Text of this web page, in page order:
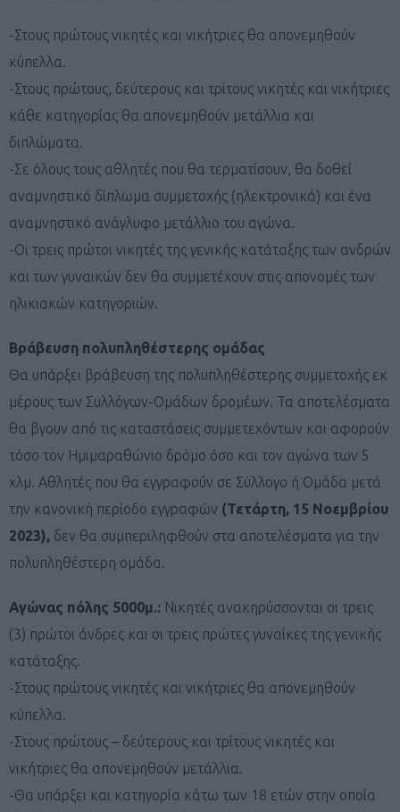
-Στους πρώτους νικητές και νικήτριες θα απονεμηθούν
κύπελλα.
-Στους πρώτους, δεύτερους και τρίτους νικητές και νικήτριες
κάθε κατηγορίας θα απονεμηθούν μετάλλια και
διπλώματα.
-Σε όλους τους αθλητές που θα τερματίσουν, θα δοθεί
αναμνηστικό δίπλωμα συμμετοχής (ηλεκτρονικά) και ένα
αναμνηστικό ανάγλυφο μετάλλιο του αγώνα.
-Οι τρεις πρώτοι νικητές της γενικής κατάταξης των ανδρών
και των γυναικών δεν θα συμμετέχουν στις απονομές των
ηλικιακών κατηγοριών.
Βράβευση πολυπληθέστερης ομάδας
Θα υπάρξει βράβευση της πολυπληθέστερης συμμετοχής εκ
μέρους των Συλλόγων-Ομάδων δρομέων. Τα αποτελέσματα
θα βγουν από τις καταστάσεις συμμετεχόντων και αφορούν
τόσο τον Ημιμαραθώνιο δρόμο όσο και τον αγώνα των 5
χλμ. Αθλητές που θα εγγραφούν σε Σύλλογο ή Ομάδα μετά
την κανονική περίοδο εγγραφών (Τετάρτη, 15 Νοεμβρίου
2023), δεν θα συμπεριληφθούν στα αποτελέσματα για την
πολυπληθέστερη ομάδα.
Αγώνας πόλης 5000μ.: Νικητές ανακηρύσσονται οι τρεις
(3) πρώτοι άνδρες και οι τρεις πρώτες γυναίκες της γενικής
κατάταξης.
-Στους πρώτους νικητές και νικήτριες θα απονεμηθούν
κύπελλα.
-Στους πρώτους – δεύτερους και τρίτους νικητές και
νικήτριες θα απονεμηθούν μετάλλια.
-Θα υπάρξει και κατηγορία κάτω των 18 ετών στην οποία